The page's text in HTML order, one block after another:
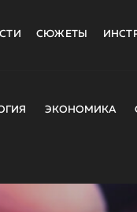
СЮЖЕТЫ
ЭКОНОМИКА